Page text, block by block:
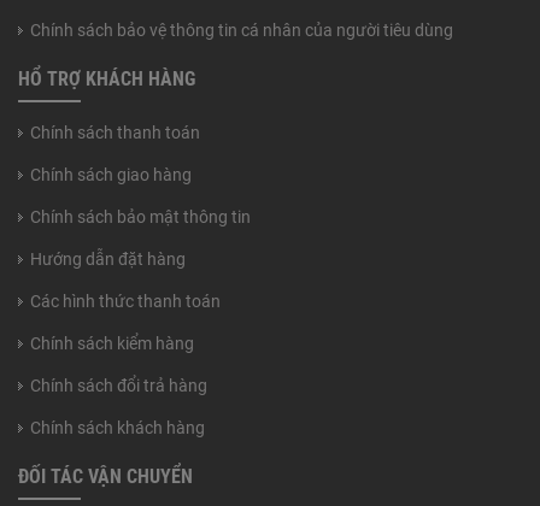
Chính sách bảo vệ thông tin cá nhân của người tiêu dùng
HỔ TRỢ KHÁCH HÀNG
Chính sách thanh toán
Chính sách giao hàng
Chính sách bảo mật thông tin
Hướng dẫn đặt hàng
Các hình thức thanh toán
Chính sách kiểm hàng
Chính sách đổi trả hàng
Chính sách khách hàng
ĐỐI TÁC VẬN CHUYỂN